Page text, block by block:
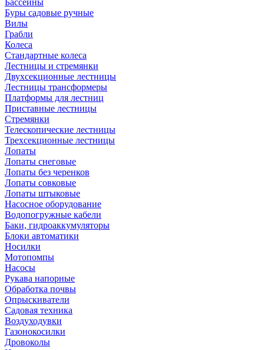
Бассейны
Буры садовые ручные
Вилы
Грабли
Колеса
Стандартные колеса
Лестницы и стремянки
Двухсекционные лестницы
Лестницы трансформеры
Платформы для лестниц
Приставные лестницы
Стремянки
Телескопические лестницы
Трехсекционные лестницы
Лопаты
Лопаты снеговые
Лопаты без черенков
Лопаты совковые
Лопаты штыковые
Насосное оборудование
Водопогружные кабели
Баки, гидроаккумуляторы
Блоки автоматики
Носилки
Мотопомпы
Насосы
Рукава напорные
Обработка почвы
Опрыскиватели
Садовая техника
Воздуходувки
Газонокосилки
Дровоколы